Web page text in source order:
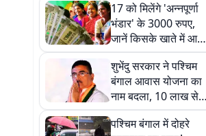
17 को मिलेंगे 'अन्नपूर्णा
भंडार' के 3000 रुपए,
जानें किसके खाते में आयेंगे
पैसे, किसको करना होगा
इंतजार
शुभेंदु सरकार ने पश्चिम
बंगाल आवास योजना का
नाम बदला, 10 लाख से
अधिक लाभुकों को मिली
दूसरी किस्त
पश्चिम बंगाल में दोहरे